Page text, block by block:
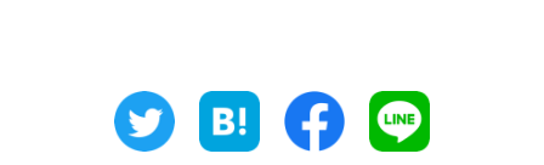
600円 三重県